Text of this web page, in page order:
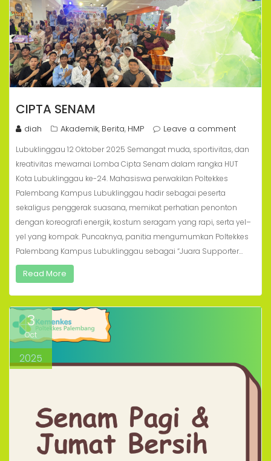
CIPTA SENAM
diah Akademik, Berita, HMP Leave a comment
Lubuklinggau 12 Oktober 2025 Semangat muda, sportivitas, dan
kreativitas mewarnai Lomba Cipta Senam dalam rangka HUT
Kota Lubuklinggau ke-24. Mahasiswa perwakilan Poltekkes
Palembang Kampus Lubuklinggau hadir sebagai peserta
sekaligus penggerak suasana, memikat perhatian penonton
dengan koreografi energik, kostum seragam yang rapi, serta yel–
yel yang kompak. Puncaknya, panitia mengumumkan Poltekkes
Palembang Kampus Lubuklinggau sebagai “Juara Supporter…
Read More
3
Oct
2025